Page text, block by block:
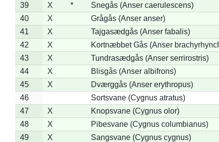
39
X *
Snegås (Anser caerulescens)
40
X
Grågås (Anser anser)
41
X
Tajgasædgås (Anser fabalis)
42
X
Kortnæbbet Gås (Anser
43
X
Tundrasædgås (Anser serrirostris)
44
X
Blisgås (Anser albifrons)
45
X
Dværggås (Anser erythropus)
46
Sortsvane (Cygnus atratus)
47
X
Knopsvane (Cygnus olor)
48
X
Pibesvane (Cygnus columbianus)
49
X
Sangsvane (Cygnus cygnus)